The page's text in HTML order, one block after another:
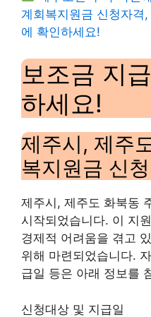
계회복지원금 신청자격
에 확인하세요!
보조금 지
하세요!
제주시, 제주
복지원금 신
제주시, 제주도 화북동
시작되었습니다. 이 지
경제적 어려움을 겪고
위해 마련되었습니다.
급일 등은 아래 정보를
신청대상 및 지급일